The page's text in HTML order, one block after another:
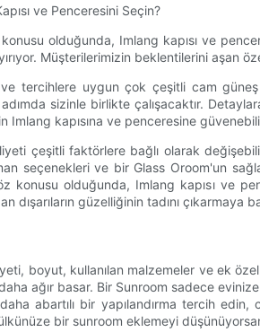
ve Penceresini Seçin?
olduğunda, Imlang kapısı ve
Müşterilerimizin beklentilerini
tercihlere uygun çok çeşitli cam güneş
sizinle birlikte çalışacaktır.
kapısına ve penceresine
çeşitli faktörlere bağlı olarak
seçenekleri ve bir Glass Oroom'un
konusu olduğunda, Imlang kapısı ve
dışarıların güzelliğinin tadını çıkarmaya
boyut, kullanılan malzemeler ve ek
ağır basar. Bir Sunroom sadece
abartılı bir yapılandırma tercih
bir sunroom eklemeyi